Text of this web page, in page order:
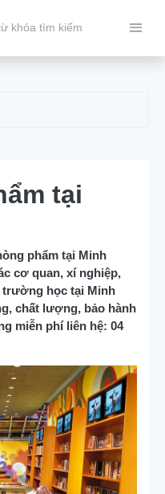
tại
phẩm tại Minh
cơ quan, xí nghiệp,
học tại Minh
chất lượng, bảo hành
miễn phí liên hệ: 04